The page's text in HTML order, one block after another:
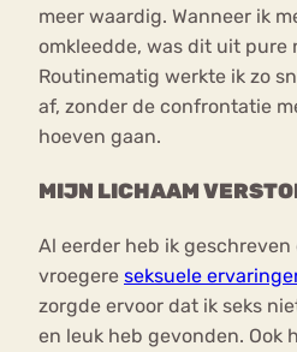
meer waardig. Wanneer ik
omkleedde, was dit uit pure
Routinematig werkte ik zo
af, zonder de confrontatie
hoeven gaan.
MIJN LICHAAM
Al eerder heb ik geschreven
vroegere seksuele
zorgde ervoor dat ik seks
en leuk heb gevonden. Ook